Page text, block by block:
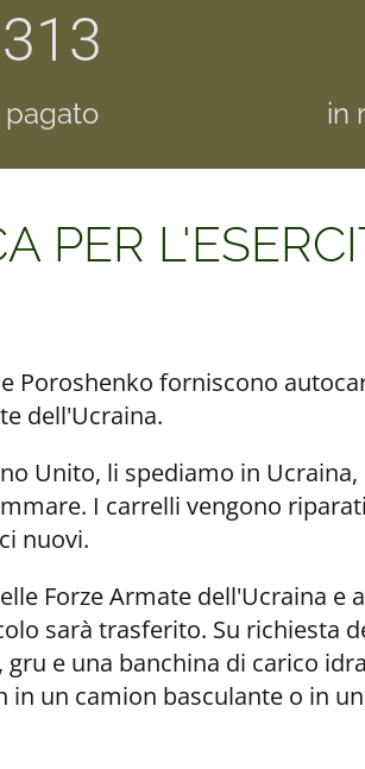
313
pagato in
PER
Poroshenko forniscono
dell'Ucraina.
Unito, li spediamo in Ucraina,
I carrelli vengono
nuovi.
Forze Armate dell'Ucraina e
sarà trasferito. Su richiesta
e una banchina di carico
un camion basculante o in un